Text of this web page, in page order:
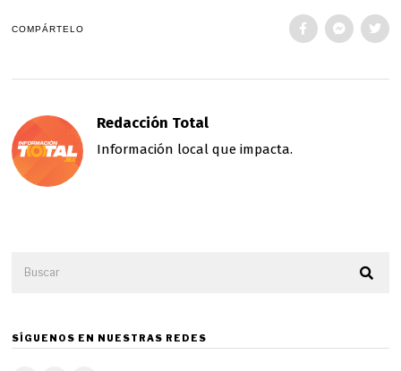
COMPÁRTELO
Redacción Total
Información local que impacta.
SÍGUENOS EN NUESTRAS REDES